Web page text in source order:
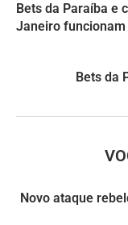
Bets da Paraíba e
Janeiro
Bets da
Novo ataque